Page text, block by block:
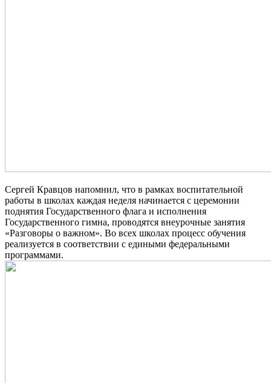
Сергей Кравцов напомнил, что в рамках воспитательной
работы в школах каждая неделя начинается с церемонии
поднятия Государственного флага и исполнения
Государственного гимна, проводятся внеурочные занятия
«Разговоры о важном». Во всех школах процесс обучения
реализуется в соответствии с едиными федеральными
программами.